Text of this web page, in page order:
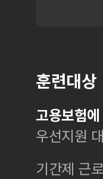
훈련대상
고용보험
우선지원
기간제 근